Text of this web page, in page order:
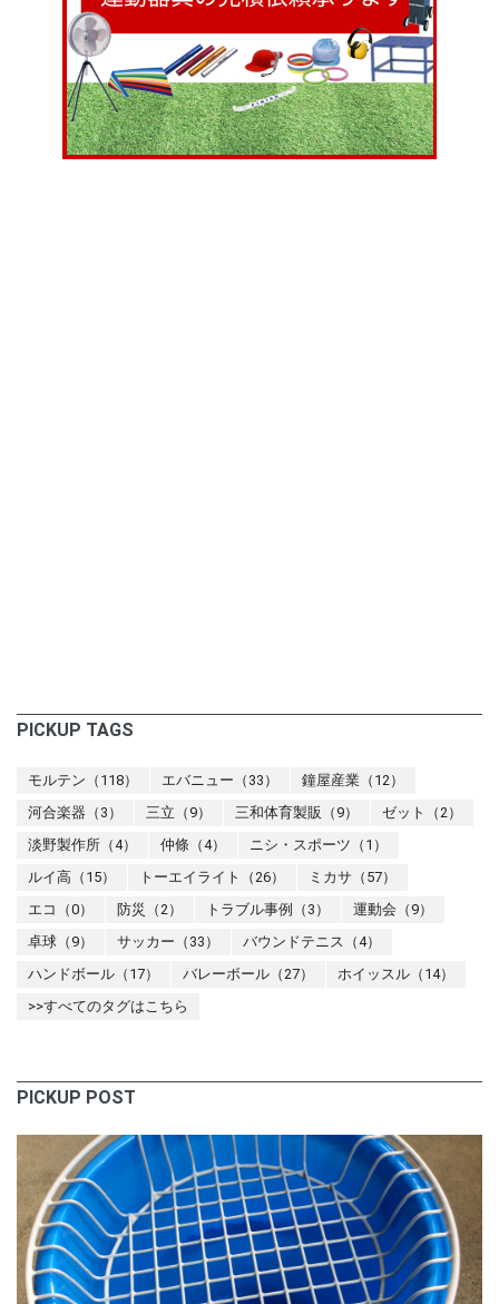
PICKUP TAGS
モルテン（118） エバニュー（33）
鐘屋産業（12）
河合楽器（3）
三立（9） 三和体育製販（9）
ゼット（2）
淡野製作所（4）
仲條（4）
ニシ・スポーツ（1）
ルイ高（15）
トーエイライト（26）
ミカサ（57）
エコ（0）
防災（2） トラブル事例（3）
運動会（9）
卓球（9）
サッカー（33）
バウンドテニス（4）
ハンドボール（17）
バレーボール（27）
ホイッスル（14）
>>すべてのタグはこちら
PICKUP POST